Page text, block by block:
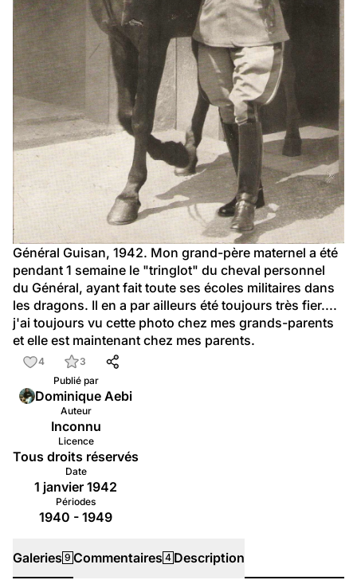
Général Guisan, 1942. Mon grand-père maternel a été
pendant 1 semaine le "tringlot" du cheval personnel
du Général, ayant fait toute ses écoles militaires dans
les dragons. Il en a par ailleurs été toujours très fier....
j'ai toujours vu cette photo chez mes grands-parents
et elle est maintenant chez mes parents.
4
3
Publié par
Dominique Aebi
Auteur
Inconnu
Licence
Tous droits réservés
Date
1 janvier 1942
Périodes
1940 - 1949
Galeries 9 Commentaires 4 Description